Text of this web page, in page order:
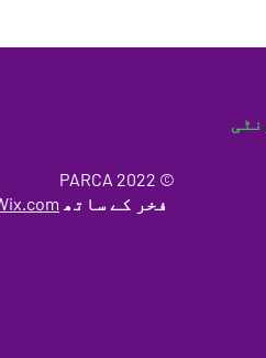
© 2022 PARCA
فخر کے ساتھ